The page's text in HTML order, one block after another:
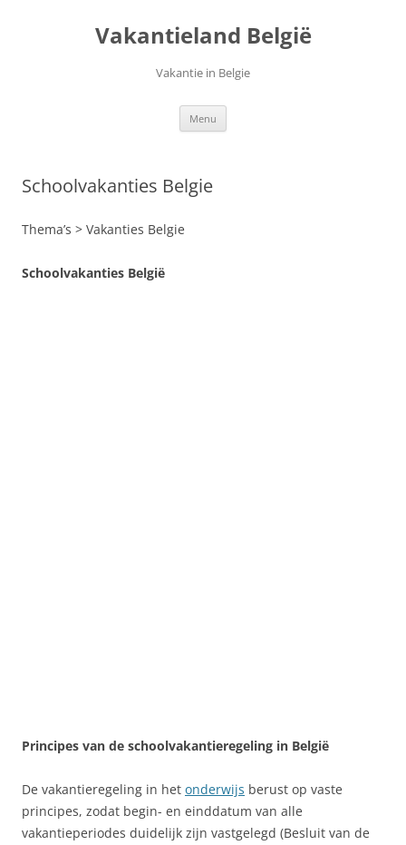
Vakantieland België
Vakantie in Belgie
Menu
Schoolvakanties Belgie
Thema’s > Vakanties Belgie
Schoolvakanties België
Principes van de schoolvakantieregeling in België
De vakantieregeling in het onderwijs berust op vaste
principes, zodat begin- en einddatum van alle
vakantieperiodes duidelijk zijn vastgelegd (Besluit van de